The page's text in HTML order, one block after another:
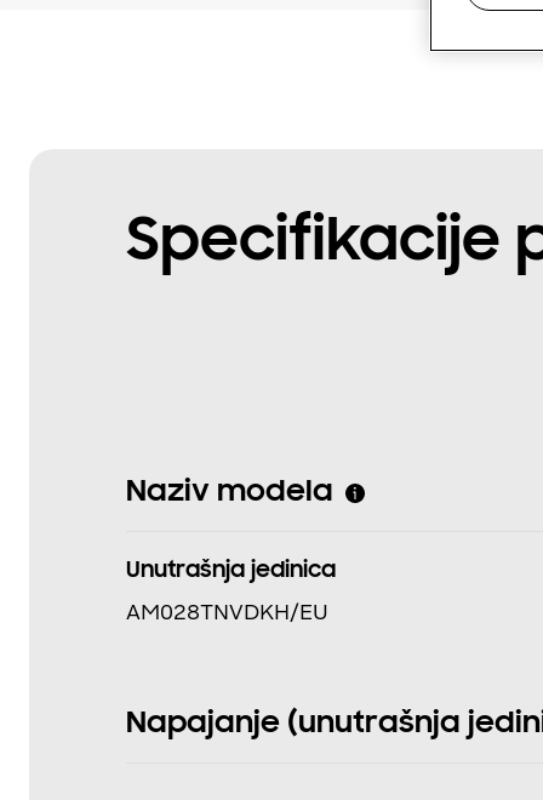
Specifikacije
Naziv modela
Unutrašnja jedinica
AM028TNVDKH/EU
Napajanje (unutrašnja